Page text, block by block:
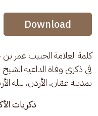
Audio Stream
Download
كلمة العلامة الحبيب عمر
في ذكرى وفاة الداعية
بمدينة عمّان، الأردن، ليلة الأربعاء 11 رجب
ذكريات